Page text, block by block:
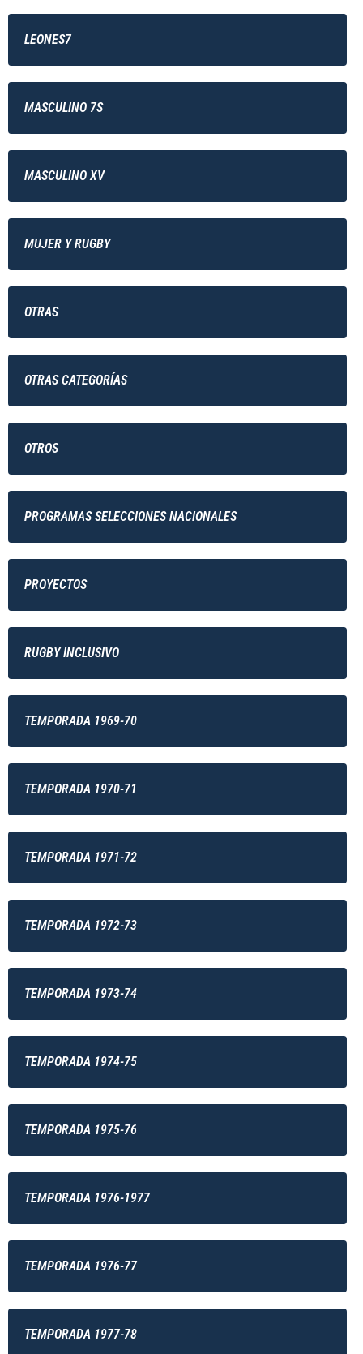
LEONES7
MASCULINO 7S
MASCULINO XV
MUJER Y RUGBY
OTRAS
OTRAS CATEGORÍAS
OTROS
PROGRAMAS SELECCIONES NACIONALES
PROYECTOS
RUGBY INCLUSIVO
TEMPORADA 1969-70
TEMPORADA 1970-71
TEMPORADA 1971-72
TEMPORADA 1972-73
TEMPORADA 1973-74
TEMPORADA 1974-75
TEMPORADA 1975-76
TEMPORADA 1976-1977
TEMPORADA 1976-77
TEMPORADA 1977-78